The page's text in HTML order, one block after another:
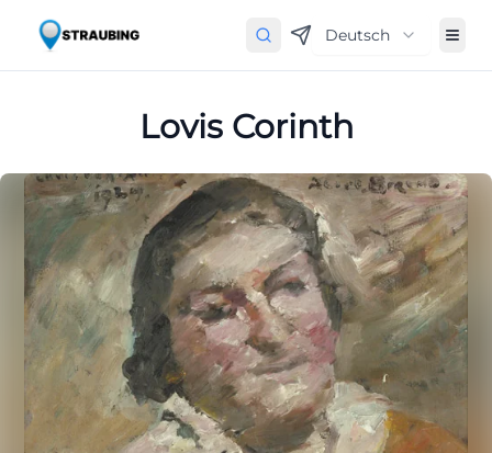
Deutsch
Lovis Corinth